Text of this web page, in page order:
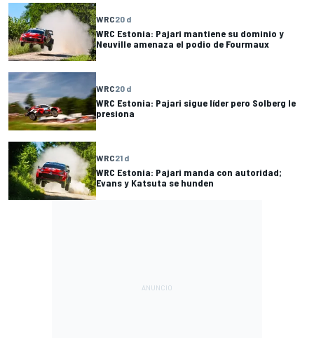
WRC20 d
WRC Estonia: Pajari mantiene su dominio y
Neuville amenaza el podio de Fourmaux
WRC20 d
WRC Estonia: Pajari sigue líder pero Solberg le
presiona
WRC21 d
WRC Estonia: Pajari manda con autoridad;
Evans y Katsuta se hunden